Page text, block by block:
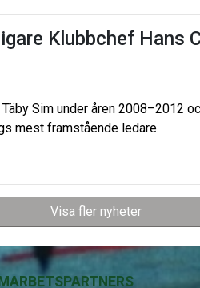
Klubbchef Hans
Sim under åren 2008–2012
mest framstående ledare.
Visa fler nyheter